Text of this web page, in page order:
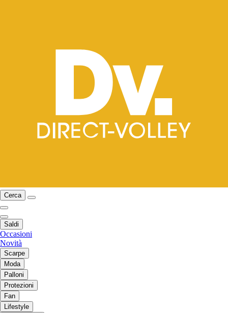
Cerca
Saldi
Occasioni
Novità
Scarpe
Moda
Palloni
Protezioni
Fan
Lifestyle